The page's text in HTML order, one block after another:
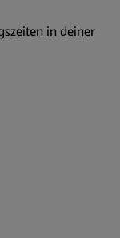
in deiner